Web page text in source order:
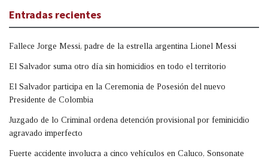
Entradas recientes
Fallece Jorge Messi, padre de la estrella argentina Lionel Messi
El Salvador suma otro día sin homicidios en todo el territorio
El Salvador participa en la Ceremonia de Posesión del nuevo
Presidente de Colombia
Juzgado de lo Criminal ordena detención provisional por feminicidio
agravado imperfecto
Fuerte accidente involucra a cinco vehículos en Caluco, Sonsonate